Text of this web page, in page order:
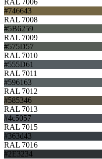
#746643
RAL 7008
#5B6259
RAL 7009
#575D57
RAL 7010
#555D61
RAL 7011
#596163
RAL 7012
#585346
RAL 7013
#4c5057
RAL 7015
#363d43
RAL 7016
#2E3234